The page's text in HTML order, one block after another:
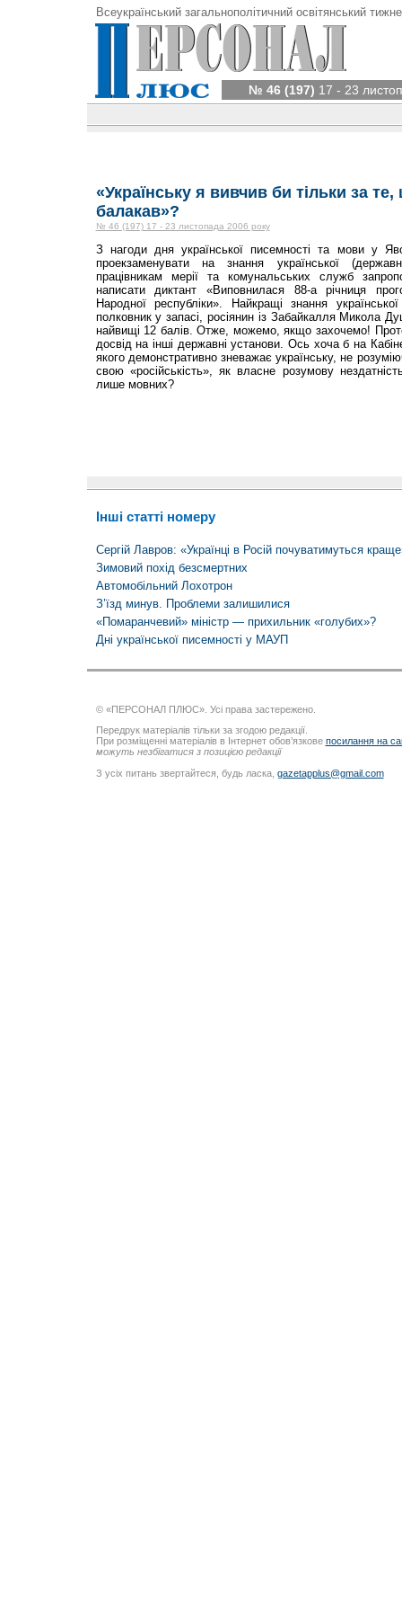
Всеукраїнський загальнополітичний освітянський
№ 46 (197) 17 - 23
«Українську я вивчив би тільки за
балакав»?
№ 46 (197) 17 - 23 листопада 2006 року
З нагоди дня української писемності та мови у
проекзаменувати на знання української
працівникам мерії та комунальських служб
написати диктант «Виповнилася 88-а річниця
Народної республіки». Найкращі знання
полковник у запасі, росіянин із Забайкалля Микола
найвищі 12 балів. Отже, можемо, якщо захочемо!
досвід на інші державні установи. Ось хоча б на
якого демонстративно зневажає українську, не
свою «росій­ськість», як власне розумову
лише мовних?
Інші статті номеру
Сергій Лавров: «Українці в Росій почуватимуться
Зимовий похід безсмертних
Автомобільний Лохотрон
З’їзд минув. Проблеми залишилися
«Помаранчевий» міністр — прихильник «голубих»?
Дні української писемності у МАУП
© «ПЕРСОНАЛ ПЛЮС». Усі права застережено.
Передрук матеріалів тільки за згодою редакції.
При розміщенні матеріалів в Інтернет обов’язкове посилання на
можуть незбігатися з позицією редакції
З усіх питань звертайтеся, будь ласка, gazetapplus@gmail.com